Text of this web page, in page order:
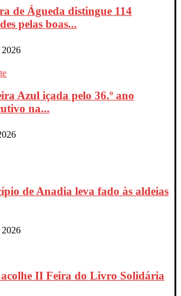
de Águeda distingue 114
pelas boas...
Azul içada pelo 36.º ano
na...
de Anadia leva fado às aldeias
II Feira do Livro Solidária